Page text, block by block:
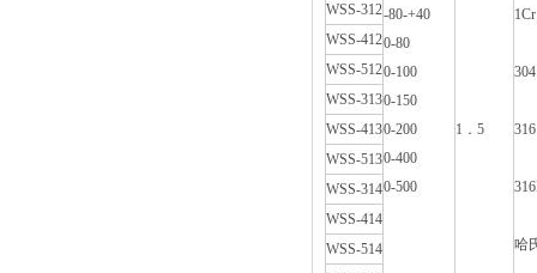
-80-+40
0-80
0-100
0-150
0-200
0-400
0-500
1．5
304
316
哈
WSS-312
WSS-412
WSS-512
WSS-313
WSS-413
WSS-513
WSS-314
WSS-414
WSS-514